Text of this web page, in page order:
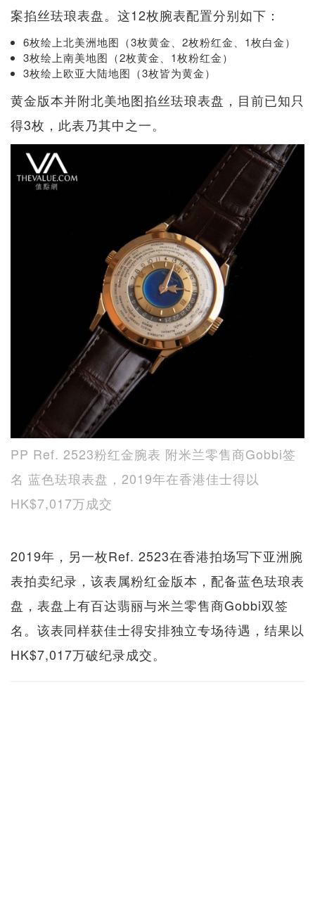
案掐丝珐琅表盘。这12枚腕表配置分别如下：
6枚绘上北美洲地图（3枚黄金、2枚粉红金、1枚白金）
3枚绘上南美地图（2枚黄金、1枚粉红金）
3枚绘上欧亚大陆地图（3枚皆为黄金）
黄金版本并附北美地图掐丝珐琅表盘，目前已知只
得3枚，此表乃其中之一。
PP Ref. 2523粉红金腕表 附米兰零售商Gobbi签
名 蓝色珐琅表盘，2019年在香港佳士得以
HK$7,017万成交
2019年，另一枚Ref. 2523在香港拍场写下亚洲腕
表拍卖纪录，该表属粉红金版本，配备蓝色珐琅表
盘，表盘上有百达翡丽与米兰零售商Gobbi双签
名。该表同样获佳士得安排独立专场待遇，结果以
HK$7,017万破纪录成交。